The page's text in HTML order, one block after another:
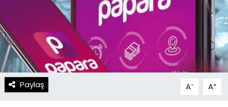
Paylaş A- A+
Teknoloji
Resmi İlanlar
Yaşam
Künye
Gizlilik Sözleşmesi
İletişim